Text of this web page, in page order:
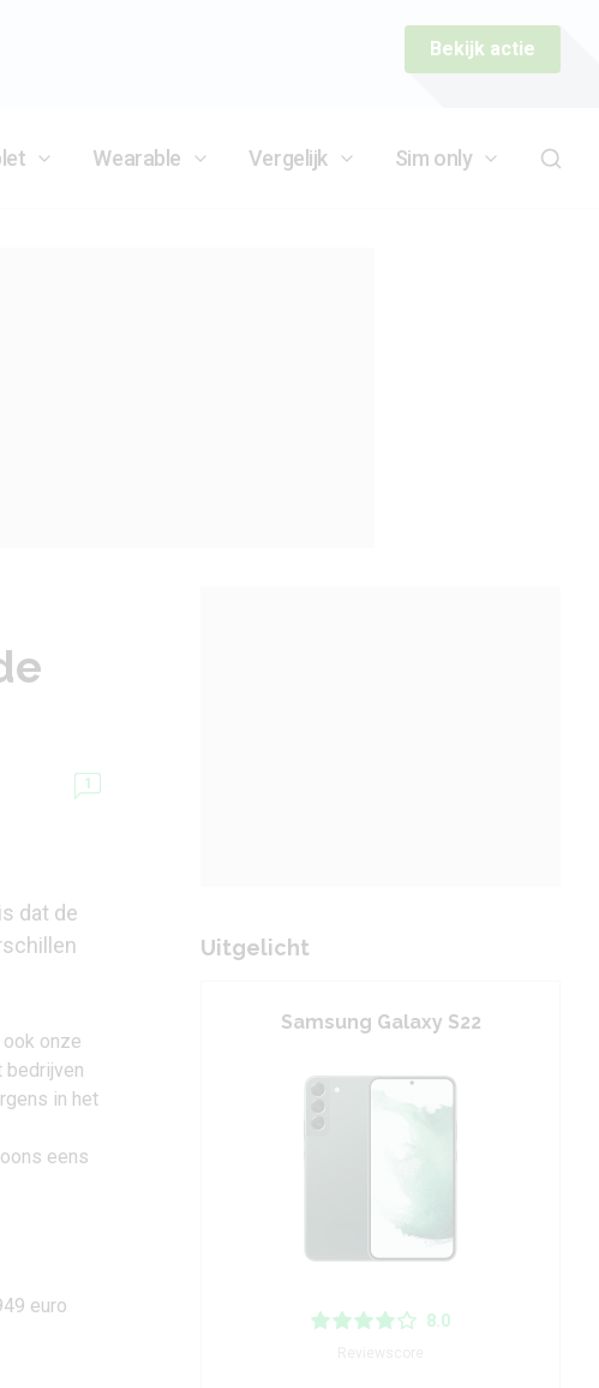
Bekijk actie
Wearable Vergelijk Sim only
1
dat de
onze
bedrijven
in het
eens
euro
Uitgelicht
Samsung Galaxy S22
8.0